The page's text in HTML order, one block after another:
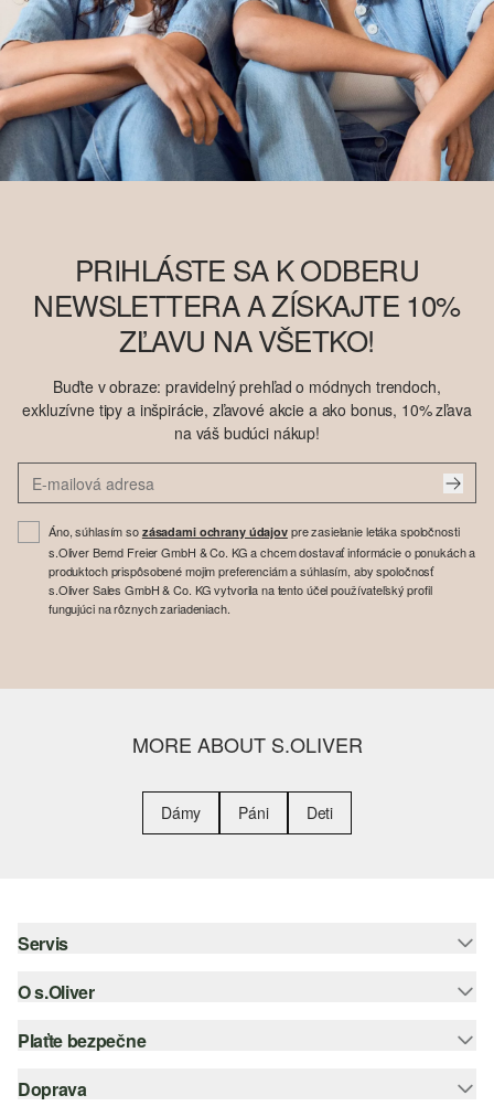
PRIHLÁSTE SA K ODBERU
NEWSLETTERA A ZÍSKAJTE 10%
ZĽAVU NA VŠETKO!
Buďte v obraze: pravidelný prehľad o módnych trendoch,
exkluzívne tipy a inšpirácie, zľavové akcie a ako bonus, 10% zľava
na váš budúci nákup!
Áno, súhlasím so zásadami ochrany údajovpre zasielanie letáka spoločnosti
s.Oliver Bernd Freier GmbH & Co. KG a chcem dostavať informácie o ponukách a
produktoch prispôsobené mojim preferenciám a súhlasím, aby spoločnosť
s.Oliver Sales GmbH & Co. KG vytvorila na tento účel používateľský profil
fungujúci na rôznych zariadeniach.
MORE ABOUT S.OLIVER
Dámy Páni Deti
Servis
Pomoc a FAQ
Nápoveda k veľkostiam
O s.Oliver
Leták
s.Oliver Group
Plaťte bezpečne
Kreditná karta
Doprava